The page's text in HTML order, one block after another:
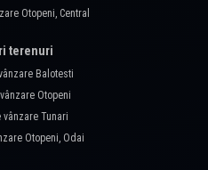
Otopeni, Central
terenuri
Balotesti
Otopeni
Tunari
Otopeni, Odai